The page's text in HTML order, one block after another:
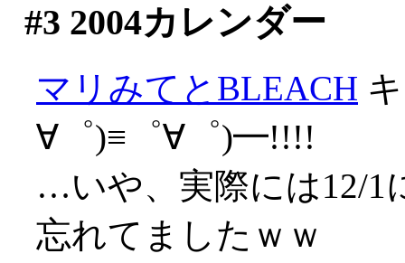
#3 2004カレンダー
マリみてとBLEACH
∀゜)≡゜∀゜)━!!!!
…いや、実際には12/1
忘れてましたｗｗ